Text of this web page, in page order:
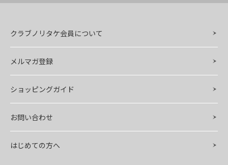
クラブノリタケ会員について
メルマガ登録
ショッピングガイド
お問い合わせ
はじめての方へ